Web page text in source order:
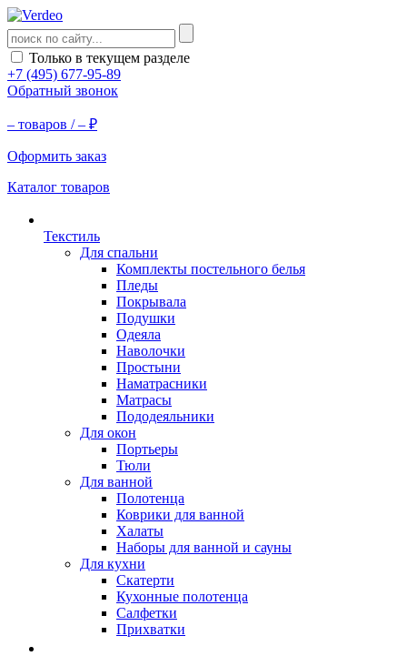
Только в текущем разделе
+7 (495) 677-95-89
Обратный звонок
– товаров /– ₽
Оформить заказ
Каталог товаров
Текстиль
Для спальни
Комплекты постельного белья
Пледы
Покрывала
Подушки
Одеяла
Наволочки
Простыни
Наматрасники
Матрасы
Пододеяльники
Для окон
Портьеры
Тюли
Для ванной
Полотенца
Коврики для ванной
Халаты
Наборы для ванной и сауны
Для кухни
Скатерти
Кухонные полотенца
Салфетки
Прихватки